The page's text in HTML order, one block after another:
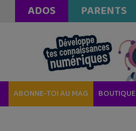
ADOS PARENTS
ABONNE-TOI AU MAG BOUTIQUE